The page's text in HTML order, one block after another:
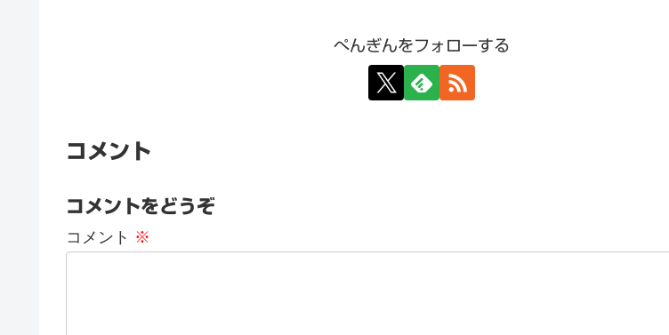
ぺんぎんをフォローする
コメント
コメントをどうぞ
コメント ※